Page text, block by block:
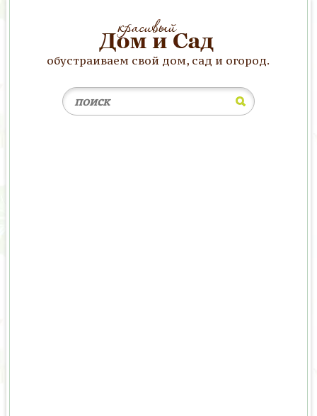
обустраиваем свой дом, сад и огород.